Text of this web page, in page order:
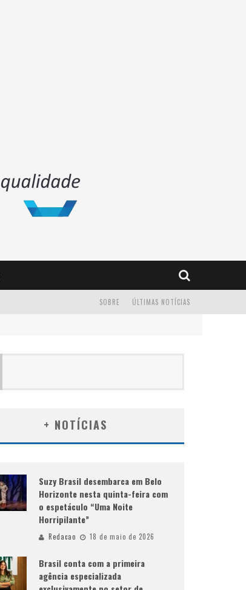
ÚLTIMAS NOTÍCIAS
SOBRE
+ NOTÍCIAS
Suzy Brasil desembarca em Belo
Horizonte nesta quinta-feira com
o espetáculo “Uma Noite
Horripilante”
Redacao 18 de maio de 2026
Brasil conta com a primeira
agência especializada